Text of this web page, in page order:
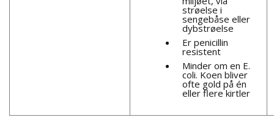
strøelse i
sengebåse eller
dybstrøelse
Er penicillin
resistent
Minder om en E.
coli. Koen bliver
ofte gold på én
eller flere kirtler